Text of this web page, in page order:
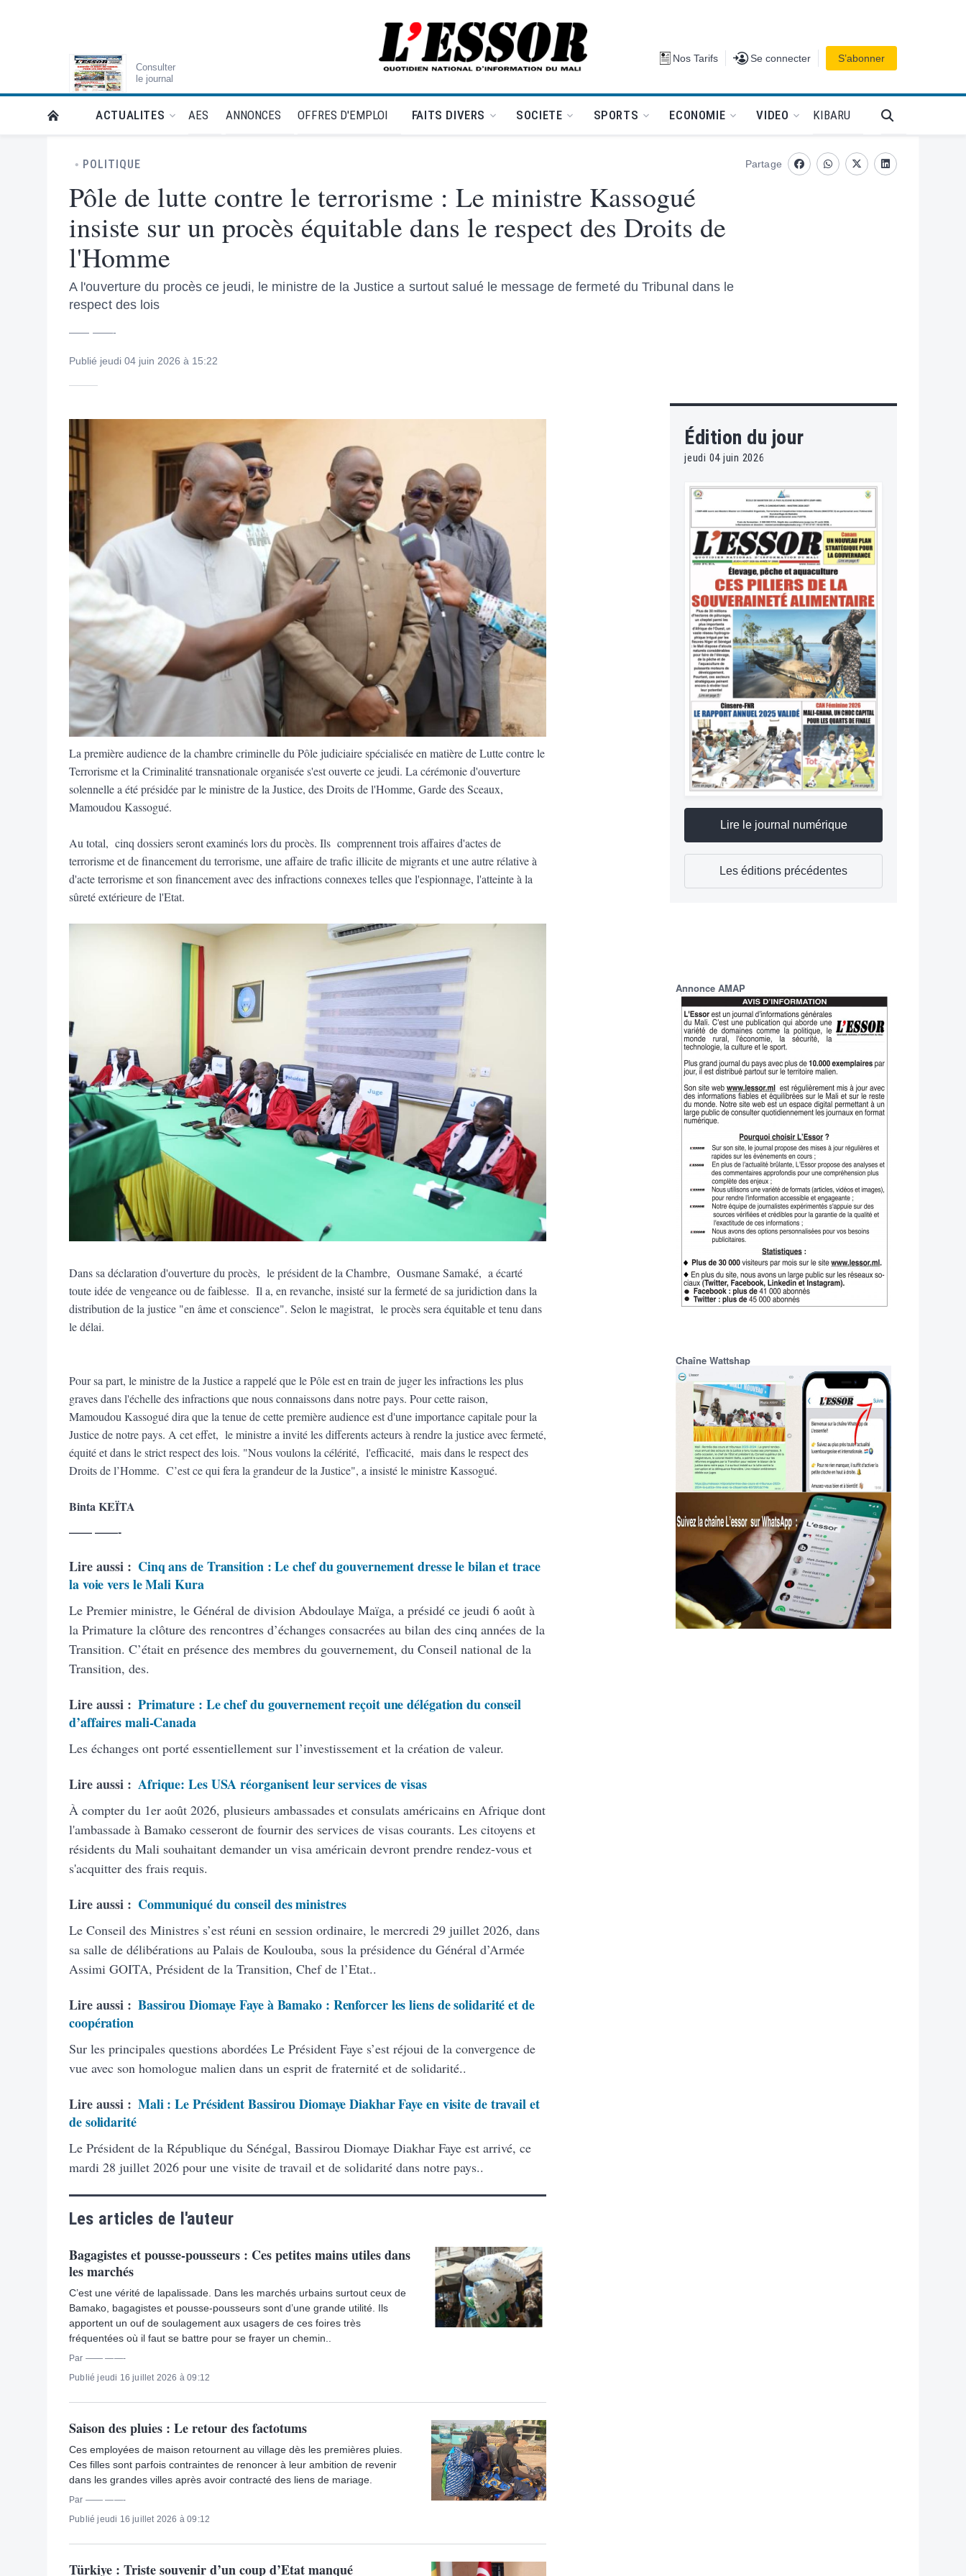
Consulter
le journal
L'Essor - retour à la une Nos Tarifs Se connecter
Se connecter S’abonner
RETOUR À LA PAGE D’ACCUEIL DE L'ESSOR
ACTUALITES AES ANNONCES OFFRES D'EMPLOI FAITS DIVERS SOCIETE SPORTS ECONOMIE VIDEO KIBARU
POLITIQUE
Pôle de lutte contre le terrorisme : Le ministre Kassogué
insiste sur un procès équitable dans le respect des Droits de
l'Homme
A l'ouverture du procès ce jeudi, le ministre de la Justice a surtout salué le message de fermeté du Tribunal dans le
respect des lois
—— ——-
Publié jeudi 04 juin 2026 à 15:22
Partage
FacebookwhatsappTwitterLinkedin
La première audience de la chambre criminelle du Pôle judiciaire spécialisée en matière de Lutte contre le
Terrorisme et la Criminalité transnationale organisée s'est ouverte ce jeudi. La cérémonie d'ouverture
solennelle a été présidée par le ministre de la Justice, des Droits de l'Homme, Garde des Sceaux,
Mamoudou Kassogué.
Au total, cinq dossiers seront examinés lors du procès. Ils comprennent trois affaires d'actes de
terrorisme et de financement du terrorisme, une affaire de trafic illicite de migrants et une autre rélative à
d'acte terrorisme et son financement avec des infractions connexes telles que l'espionnage, l'atteinte à la
sûreté extérieure de l'Etat.
Dans sa déclaration d'ouverture du procès, le président de la Chambre, Ousmane Samaké, a écarté
toute idée de vengeance ou de faiblesse. Il a, en revanche, insisté sur la fermeté de sa juridiction dans la
distribution de la justice "en âme et conscience". Selon le magistrat, le procès sera équitable et tenu dans
le délai.
Pour sa part, le ministre de la Justice a rappelé que le Pôle est en train de juger les infractions les plus
graves dans l'échelle des infractions que nous connaissons dans notre pays. Pour cette raison,
Mamoudou Kassogué dira que la tenue de cette première audience est d'une importance capitale pour la
Justice de notre pays. A cet effet, le ministre a invité les differents acteurs à rendre la justice avec fermeté,
équité et dans le strict respect des lois. "Nous voulons la célérité, l'efficacité, mais dans le respect des
Droits de l’Homme. C’est ce qui fera la grandeur de la Justice", a insisté le ministre Kassogué.
Binta KEÏTA
—— ——-
Lire aussi : Cinq ans de Transition : Le chef du gouvernement dresse le bilan et trace
la voie vers le Mali Kura
Le Premier ministre, le Général de division Abdoulaye Maïga, a présidé ce jeudi 6 août à
la Primature la clôture des rencontres d’échanges consacrées au bilan des cinq années de la
Transition. C’était en présence des membres du gouvernement, du Conseil national de la
Transition, des.
Lire aussi : Primature : Le chef du gouvernement reçoit une délégation du conseil
d’affaires mali-Canada
Les échanges ont porté essentiellement sur l’investissement et la création de valeur.
Lire aussi : Afrique: Les USA réorganisent leur services de visas
À compter du 1er août 2026, plusieurs ambassades et consulats américains en Afrique dont
l'ambassade à Bamako cesseront de fournir des services de visas courants. Les citoyens et
résidents du Mali souhaitant demander un visa américain devront prendre rendez-vous et
s'acquitter des frais requis.
Lire aussi : Communiqué du conseil des ministres
Le Conseil des Ministres s’est réuni en session ordinaire, le mercredi 29 juillet 2026, dans
sa salle de délibérations au Palais de Koulouba, sous la présidence du Général d’Armée
Assimi GOITA, Président de la Transition, Chef de l’Etat..
Lire aussi : Bassirou Diomaye Faye à Bamako : Renforcer les liens de solidarité et de
coopération
Sur les principales questions abordées Le Président Faye s’est réjoui de la convergence de
vue avec son homologue malien dans un esprit de fraternité et de solidarité..
Lire aussi : Mali : Le Président Bassirou Diomaye Diakhar Faye en visite de travail et
de solidarité
Le Président de la République du Sénégal, Bassirou Diomaye Diakhar Faye est arrivé, ce
mardi 28 juillet 2026 pour une visite de travail et de solidarité dans notre pays..
Les articles de l'auteur
Bagagistes et pousse-pousseurs : Ces petites mains utiles dans
les marchés
C’est une vérité de lapalissade. Dans les marchés urbains surtout ceux de
Bamako, bagagistes et pousse-pousseurs sont d’une grande utilité. Ils
apportent un ouf de soulagement aux usagers de ces foires très
fréquentées où il faut se battre pour se frayer un chemin..
Par —— ——-
Publié jeudi 16 juillet 2026 à 09:12
Saison des pluies : Le retour des factotums
Ces employées de maison retournent au village dès les premières pluies.
Ces filles sont parfois contraintes de renoncer à leur ambition de revenir
dans les grandes villes après avoir contracté des liens de mariage.
Par —— ——-
Publié jeudi 16 juillet 2026 à 09:12
Türkiye : Triste souvenir d’un coup d’Etat manqué
Édition du jour
jeudi 04 juin 2026
Lire le journal numérique
Les éditions précédentes
Annonce AMAP
Chaîne Wattshap